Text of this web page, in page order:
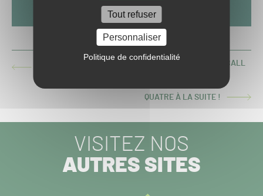
Tout refuser
Personnaliser
Politique de confidentialité
ARTICLE
PRÉCÉDENT :
VOL D'UN QUART DU GAZON D'UN TERRAIN DE FOOTBALL
ARTICLE
SUIVANT :
QUATRE À LA SUITE !
VISITEZ NOS
AUTRES SITES